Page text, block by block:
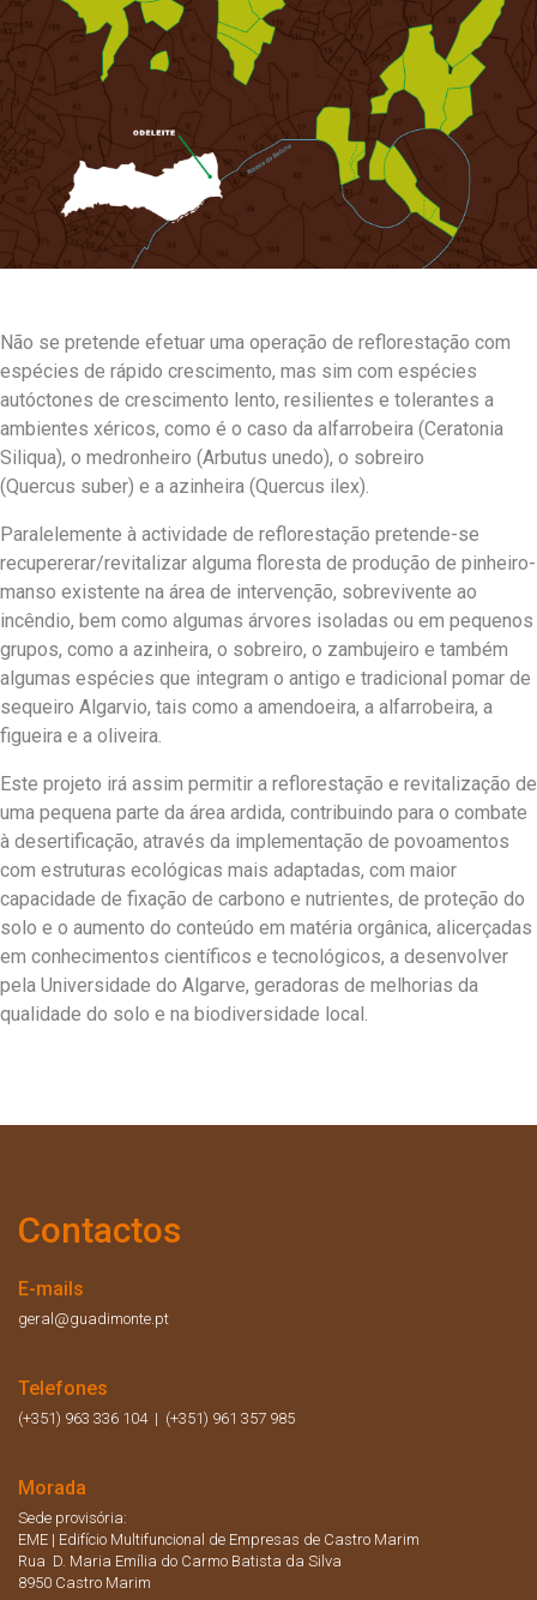
Não se pretende efetuar uma operação de reflorestação com
espécies de rápido crescimento, mas sim com espécies
autóctones de crescimento lento, resilientes e tolerantes a
ambientes xéricos, como é o caso da alfarrobeira (Ceratonia
Siliqua), o medronheiro (Arbutus unedo), o sobreiro
(Quercus suber) e a azinheira (Quercus ilex).
Paralelemente à actividade de reflorestação pretende-se
recupererar/revitalizar alguma floresta de produção de pinheiro-
manso existente na área de intervenção, sobrevivente ao
incêndio, bem como algumas árvores isoladas ou em pequenos
grupos, como a azinheira, o sobreiro, o zambujeiro e também
algumas espécies que integram o antigo e tradicional pomar de
sequeiro Algarvio, tais como a amendoeira, a alfarrobeira, a
figueira e a oliveira.
Este projeto irá assim permitir a reflorestação e revitalização de
uma pequena parte da área ardida, contribuindo para o combate
à desertificação, através da implementação de povoamentos
com estruturas ecológicas mais adaptadas, com maior
capacidade de fixação de carbono e nutrientes, de proteção do
solo e o aumento do conteúdo em matéria orgânica, alicerçadas
em conhecimentos científicos e tecnológicos, a desenvolver
pela Universidade do Algarve, geradoras de melhorias da
qualidade do solo e na biodiversidade local.
Contactos
E-mails
geral@guadimonte.pt
Telefones
(+351) 963 336 104 | (+351) 961 357 985
Morada
Sede provisória:
EME | Edifício Multifuncional de Empresas de Castro Marim
Rua D. Maria Emília do Carmo Batista da Silva
8950 Castro Marim